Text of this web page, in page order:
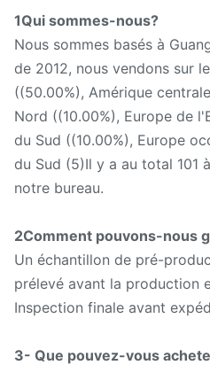
1Qui sommes-nous?
Nous sommes basés à
de 2012, nous vendons sur
((50.00%), Amérique
Nord ((10.00%), Europe de
du Sud ((10.00%), Europe
du Sud (5)Il y a au total 101
notre bureau.
2Comment pouvons-nous
Un échantillon de pré-
prélevé avant la production
Inspection finale avant
3- Que pouvez-vous